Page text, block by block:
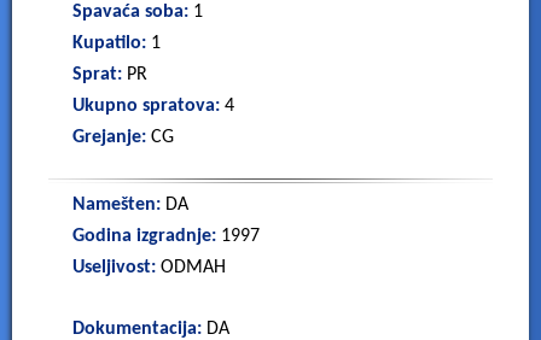
Spavaća soba: 1
Kupatilo: 1
Sprat: PR
Ukupno spratova: 4
Grejanje: CG
Namešten: DA
Godina izgradnje: 1997
Useljivost: ODMAH
Dokumentacija: DA